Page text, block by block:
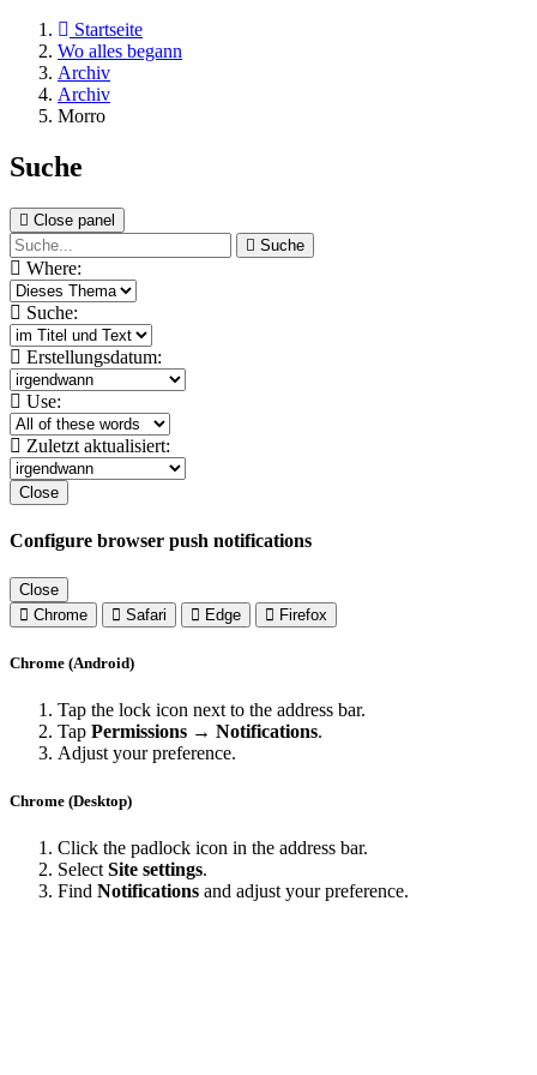
Startseite
Wo alles begann
Archiv
Archiv
Morro
Suche
Close panel
Suche
Where:
Suche:
Erstellungsdatum:
Use:
Zuletzt aktualisiert:
Close
Configure browser push notifications
Close
Chrome
Safari Edge Firefox
Chrome (Android)
Tap the lock icon next to the address bar.
Tap Permissions → Notifications.
Adjust your preference.
Chrome (Desktop)
Click the padlock icon in the address bar.
Select Site settings.
Find Notifications and adjust your preference.